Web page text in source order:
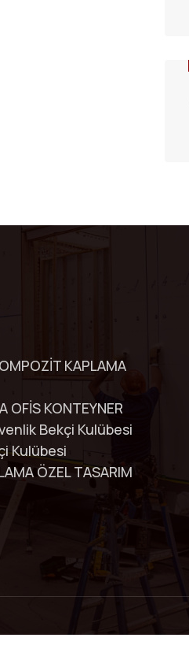
KAPLAMA
OFİS KONTEYNER
Bekçi Kulübesi
Kulübesi
ÖZEL TASARIM